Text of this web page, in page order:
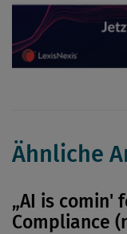
Ähnliche
„AI is comin'
Compliance